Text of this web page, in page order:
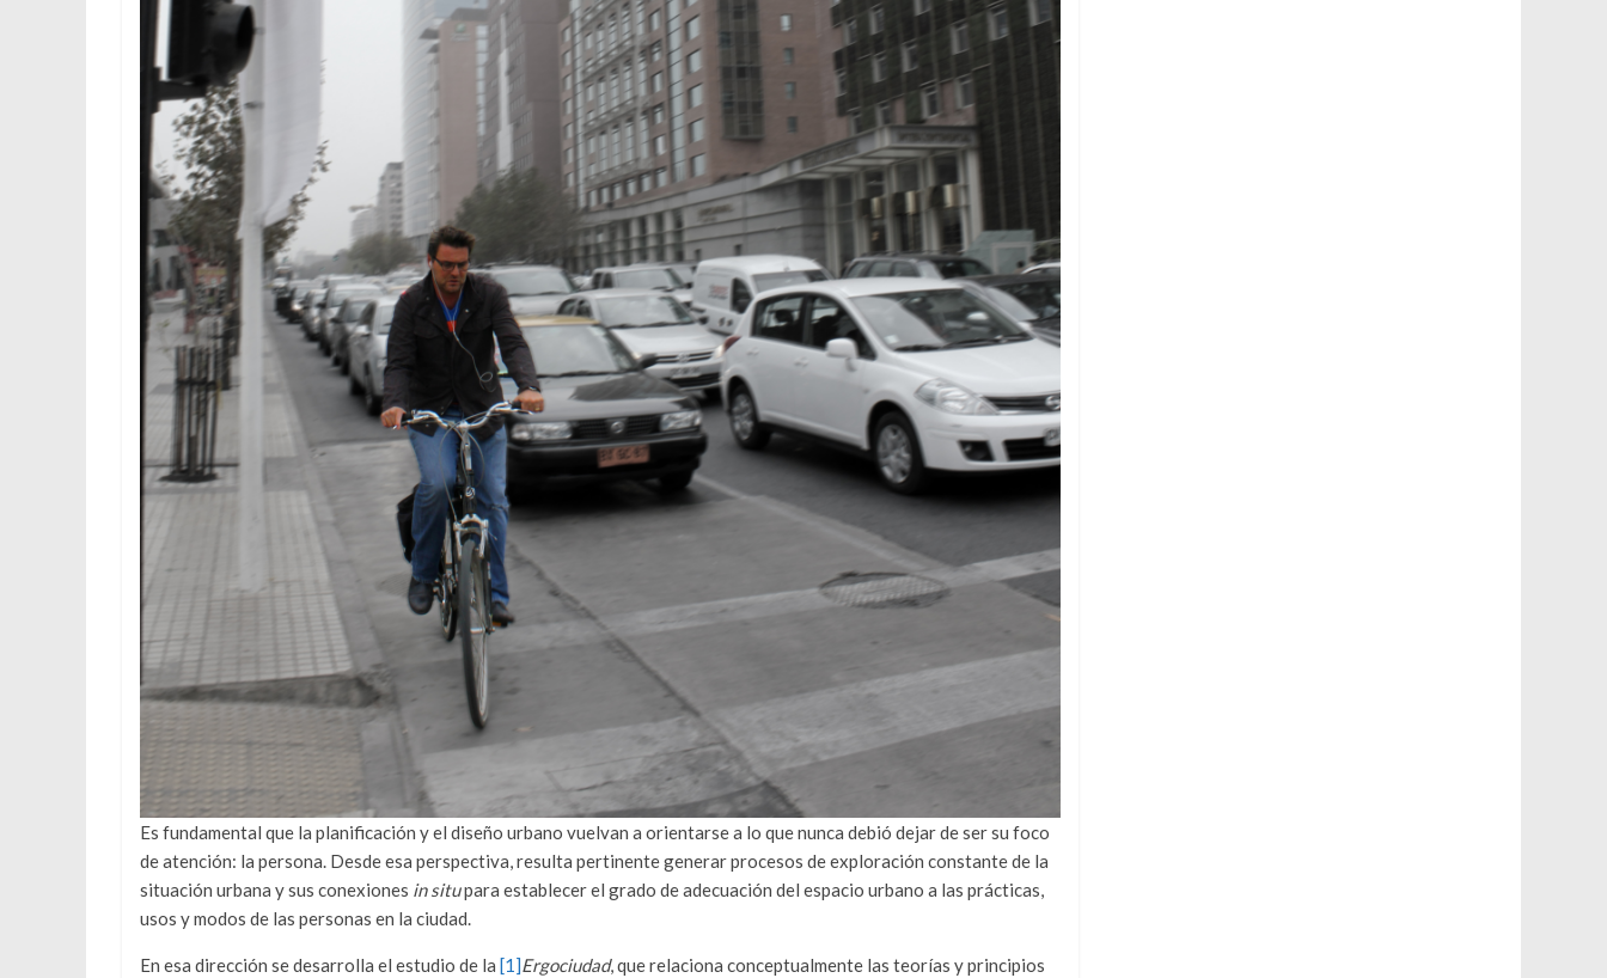
Es fundamental que la planificación y el diseño urbano vuelvan a orientarse a lo que nunca debió dejar de ser su foco
de atención: la persona. Desde esa perspectiva, resulta pertinente generar procesos de exploración constante de la
situación urbana y sus conexiones in situpara establecer el grado de adecuación del espacio urbano a las prácticas,
usos y modos de las personas en la ciudad.
En esa dirección se desarrolla el estudio de la [1]Ergociudad, que relaciona conceptualmente las teorías y principios